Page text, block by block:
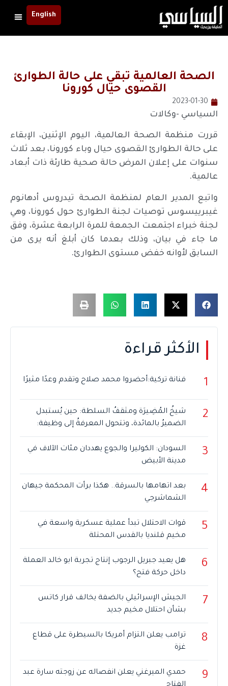
English
الصحة العالمية تبقي على حالة الطوارئ
القصوى حيال كورونا
2023-01-30
السياسي -وكالات
قررت منظمة الصحة العالمية، اليوم الإثنين، الإبقاء
على حالة الطوارئ القصوى حيال وباء كورونا، بعد ثلاث
سنوات على إعلان المرض حالة صحية طارئة ذات أبعاد
عالمية.
واتبع المدير العام لمنظمة الصحة تيدروس أدهانوم
غيبرييسوس توصيات لجنة الطوارئ حول كورونا، وهي
لجنة خبراء اجتمعت الجمعة للمرة الرابعة عشرة، وفق
ما جاء في بيان، وذلك بعدما كان أبلغ أنه يرى من
السابق لأوانه خفض مستوى الطوارئ.
الأكثر قراءة
1 فنانة تركية:أحضروا محمد صلاح وتقدم وعدًا مثيرًا
2
شيخُ المُضِيرَة ومثقفُ السلطة: حين يُستبدل
الضميرُ بالمائدة، وتتحول المعرفةُ إلى وظيفة:
3
السودان: الكوليرا والجوع يهددان مئات الآلاف في
مدينة الأبيض
4
بعد اتهامها بالسرقة.. هكذا برأت المحكمة جيهان
الشماشرجي
5
قوات الاحتلال تبدأ عملية عسكرية واسعة في
مخيم قلنديا بالقدس المحتلة
6
هل يعيد جبريل الرجوب إنتاج تجربة ابو خالد العملة
داخل حركة فتح؟
7
الجيش الإسرائيلي بالضفة يخالف قرار كاتس
بشأن احتلال مخيم جديد
8
ترامب يعلن التزام أمريكا بالسيطرة على قطاع
غزة
9
حمدي الميرغني يعلن انفصاله عن زوجته سارة عبد